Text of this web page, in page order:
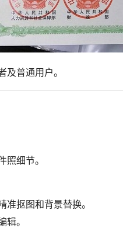
及普通用户。
照细节。
准抠图和背景替换。
辑。